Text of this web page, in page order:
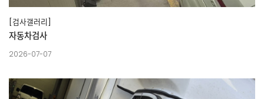
[검사갤러리]
자동차검사
2026-07-07